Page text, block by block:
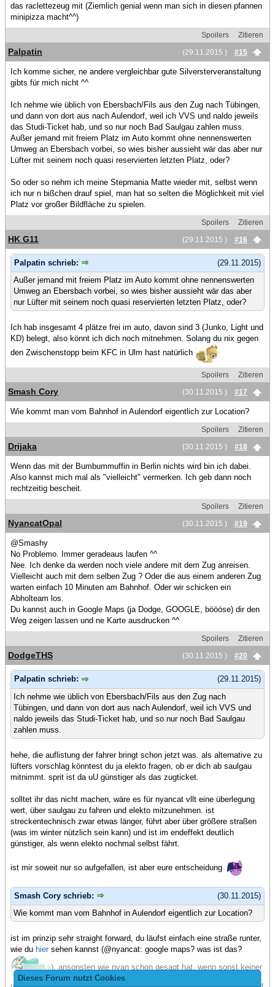
Dieses Forum nutzt Cookies
das raclettezeug mit (Ziemlich genial wenn man sich in diesen pfannen
minipizza macht^^)
Spoilers
Zitieren
(29.11.2015 )
#15
Palpatin
Ich komme sicher, ne andere vergleichbar gute Silversterveranstaltung
gibts für mich nicht ^^
Ich nehme wie üblich von Ebersbach/Fils aus den Zug nach Tübingen,
und dann von dort aus nach Aulendorf, weil ich VVS und naldo jeweils
das Studi-Ticket hab, und so nur noch Bad Saulgau zahlen muss.
Außer jemand mit freiem Platz im Auto kommt ohne nennenswerten
Umweg an Ebersbach vorbei, so wies bisher aussieht wär das aber nur
Lüfter mit seinem noch quasi reservierten letzten Platz, oder?
So oder so nehm ich meine Stepmania Matte wieder mit, selbst wenn
ich nur n bißchen drauf spiel, man hat so selten die Möglichkeit mit viel
Platz vor großer Bildfläche zu spielen.
Spoilers
Zitieren
(29.11.2015 )
#16
HK G11
(29.11.2015)
Palpatin schrieb:
Außer jemand mit freiem Platz im Auto kommt ohne nennenswerten
Umweg an Ebersbach vorbei, so wies bisher aussieht wär das aber
nur Lüfter mit seinem noch quasi reservierten letzten Platz, oder?
Ich hab insgesamt 4 plätze frei im auto, davon sind 3 (Junko, Light und
KD) belegt, also könnt ich dich noch mitnehmen. Solang du nix gegen
den Zwischenstopp beim KFC in Ulm hast natürlich
Spoilers
Zitieren
(30.11.2015 )
#17
Smash Cory
Wie kommt man vom Bahnhof in Aulendorf eigentlich zur Location?
Spoilers
Zitieren
(30.11.2015 )
#18
Drijaka
Wenn das mit der Bumbummuffin in Berlin nichts wird bin ich dabei.
Also kannst mich mal als "vielleicht" vermerken. Ich geb dann noch
rechtzeitig bescheit.
Spoilers
Zitieren
(30.11.2015 )
#19
NyancatOpal
@Smashy
No Problemo. Immer geradeaus laufen ^^
Nee. Ich denke da werden noch viele andere mit dem Zug anreisen.
Vielleicht auch mit dem selben Zug ? Oder die aus einem anderen Zug
warten einfach 10 Minuten am Bahnhof. Oder wir schicken ein
Abholteam los.
Du kannst auch in Google Maps (ja Dodge, GOOGLE, böööse) dir den
Weg zeigen lassen und ne Karte ausdrucken ^^
Spoilers
Zitieren
(30.11.2015 )
#20
DodgeTHS
(29.11.2015)
Palpatin schrieb:
Ich nehme wie üblich von Ebersbach/Fils aus den Zug nach
Tübingen, und dann von dort aus nach Aulendorf, weil ich VVS und
naldo jeweils das Studi-Ticket hab, und so nur noch Bad Saulgau
zahlen muss.
hehe, die auflistung der fahrer bringt schon jetzt was. als alternative zu
lüfters vorschlag könntest du ja elekto fragen, ob er dich ab saulgau
mitnimmt. sprit ist da uU günstiger als das zugticket.
solltet ihr das nicht machen, wäre es für nyancat vllt eine überlegung
wert, über saulgau zu fahren und elekto mitzunehmen. ist
streckentechnisch zwar etwas länger, führt aber über größere straßen
(was im winter nützlich sein kann) und ist im endeffekt deutlich
günstiger, als wenn elekto nochmal selbst fährt.
ist mir soweit nur so aufgefallen, ist aber eure entscheidung
(30.11.2015)
Smash Cory schrieb:
Wie kommt man vom Bahnhof in Aulendorf eigentlich zur Location?
ist im prinzip sehr straight forward, du läufst einfach eine straße runter,
wie du hiersehen kannst (@nyancat: google maps? was ist das?
). ansonsten wie nyan schon gesagt hat, wenn sonst keiner